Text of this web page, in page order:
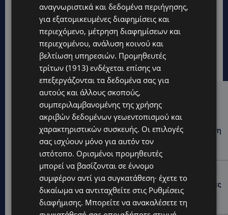
Hot this week
UPDATES
ΦΕΙΔΙΑΣ ΠΑΝΑΓΙΩΤΟΥ: Η εμφάνισή του στην εκδήλωση
για Ισαάκ και Σολωμού προκάλεσε αντιδράσεις –
«Ασέβεια προς τους νεκρούς»-(Φώτο)
UPDATES
ΔΗΜΟΣ ΛΑΤΣΙΩΝ – ΓΕΡΙΟΥ: Πάνω από 8.000 υπογραφές
κατά των Δομών Ανηλίκων – Ζητούν γραπτή
δέσμευση από το Κράτος
αναγνωριστικά και δεδομένα περιήγησης,
για εξατομικευμένες διαφημίσεις και
περιεχόμενο, μέτρηση διαφημίσεων και
περιεχομένου, ανάλυση κοινού και
βελτίωση υπηρεσιών. Προμηθευτές
τρίτων (1913) ενδέχεται επίσης να
επεξεργάζονται τα δεδομένα σας για
αυτούς και άλλους σκοπούς,
συμπεριλαμβανομένης της χρήσης
ακριβών δεδομένων γεωεντοπισμού και
χαρακτηριστικών συσκευής. Οι επιλογές
σας ισχύουν μόνο για αυτόν τον
ιστότοπο. Ορισμένοι προμηθευτές
μπορεί να βασίζονται σε έννομο
συμφέρον αντί για συγκατάθεση· έχετε το
δικαίωμα να αντιταχθείτε στις Ρυθμίσεις
διαφήμισης. Μπορείτε να ανακαλέσετε τη